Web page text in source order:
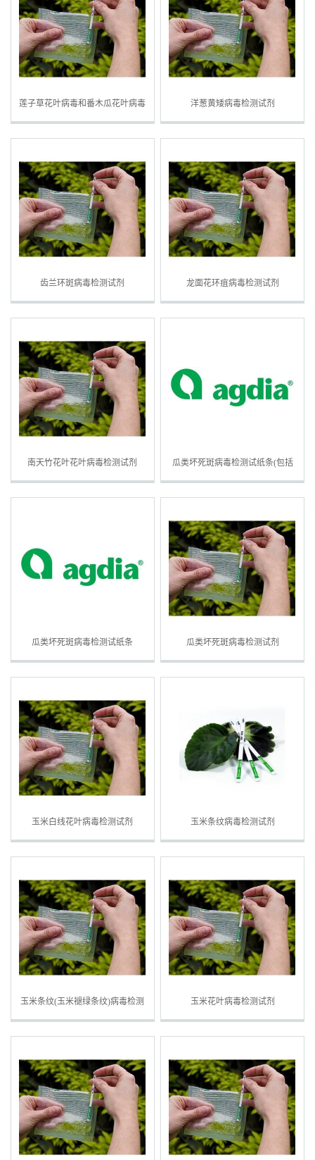
莲子草花叶病毒和番木瓜花叶病毒
检测试剂
洋葱黄矮病毒检测试剂
齿兰环斑病毒检测试剂 龙面花环疽病毒检测试剂
南天竹花叶花叶病毒检测试剂 瓜类坏死斑病毒检测试纸条(包括
样品袋及缓冲液)
瓜类坏死斑病毒检测试纸条 瓜类坏死斑病毒检测试剂
玉米白线花叶病毒检测试剂 玉米条纹病毒检测试剂
玉米条纹(玉米褪绿条纹)病毒检测
试剂
玉米花叶病毒检测试剂